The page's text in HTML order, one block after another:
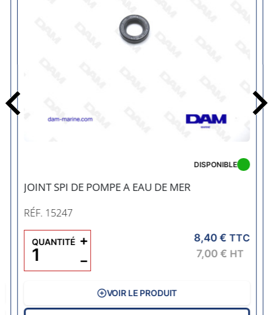
JOINT SPI DE POMPE A EAU DE MER
RÉF. 15247
DISPONIBLE
8,40 € TTC
7,00 € HT
QUANTITÉ
−
+
VOIR LE PRODUIT
Précédent